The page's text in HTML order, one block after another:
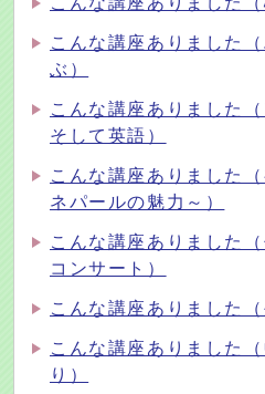
こんな講座ありました
ぶ）
こんな講座ありました
そして英語）
こんな講座ありました
ネパールの魅力～）
こんな講座ありました
コンサート）
こんな講座ありました
こんな講座ありました
り）